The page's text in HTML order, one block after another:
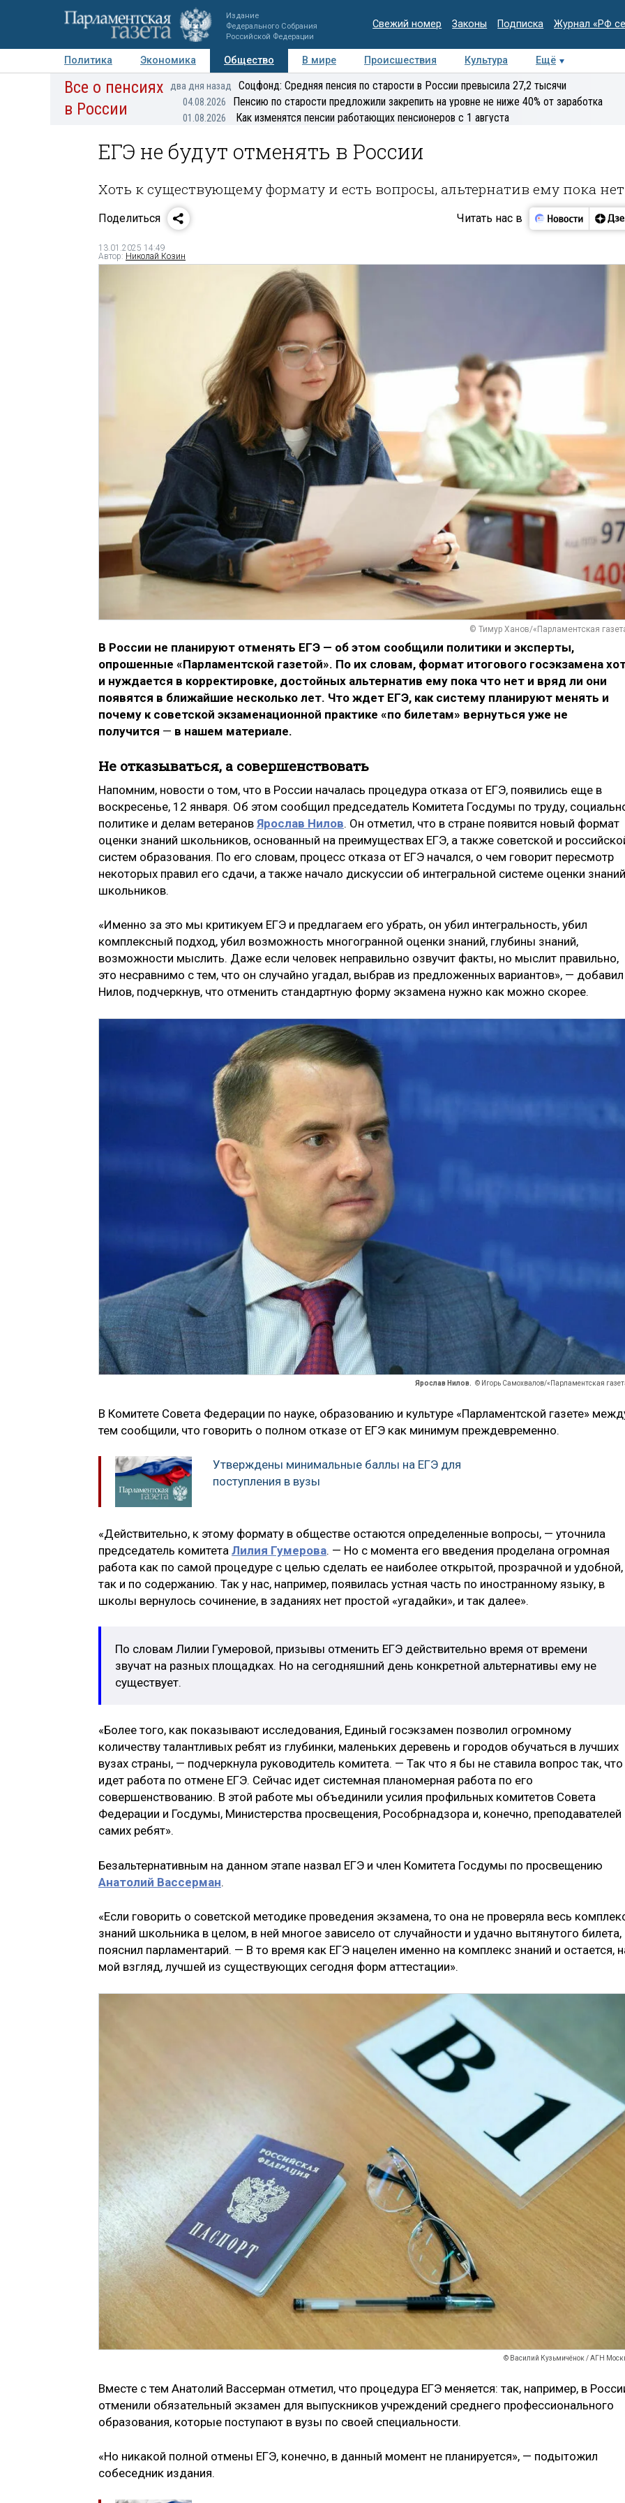
Издание
Федерального Собрания
Российской Федерации
Свежий номер Законы Подписка Журнал «РФ
Политика Экономика Общество В мире Происшествия Культура
Ещё
Авторы Персоны Мнения Регионы Медиацентр Интервью Колумнисты
Все о пенсиях
в России
два дня назад Соцфонд: Средняя пенсия по старости в России превысила 27,2 тысячи
04.08.2026 Пенсию по старости предложили закрепить на уровне не ниже 40% от заработка
01.08.2026 Как изменятся пенсии работающих пенсионеров с 1 августа
ЕГЭ не будут отменять в России
Хоть к существующему формату и есть вопросы, альтернатив ему пока нет
Поделиться Читать нас в
13.01.2025 14:49
Автор: Николай Козин
© Тимур Ханов/«Парламентская
В России не планируют отменять ЕГЭ — об этом сообщили политики и эксперты,
опрошенные «Парламентской газетой». По их словам, формат итогового госэкзамена
и нуждается в корректировке, достойных альтернатив ему пока что нет и вряд ли они
появятся в ближайшие несколько лет. Что ждет ЕГЭ, как систему планируют менять и
почему к советской экзаменационной практике «по билетам» вернуться уже не
получится — в нашем материале.
Не отказываться, а совершенствовать
Напомним, новости о том, что в России началась процедура отказа от ЕГЭ, появились еще в
воскресенье, 12 января. Об этом сообщил председатель Комитета Госдумы по труду,
политике и делам ветеранов Ярослав Нилов. Он отметил, что в стране появится новый формат
оценки знаний школьников, основанный на преимуществах ЕГЭ, а также советской и
систем образования. По его словам, процесс отказа от ЕГЭ начался, о чем говорит пересмотр
некоторых правил его сдачи, а также начало дискуссии об интегральной системе оценки знаний
школьников.
«Именно за это мы критикуем ЕГЭ и предлагаем его убрать, он убил интегральность, убил
комплексный подход, убил возможность многогранной оценки знаний, глубины знаний,
возможности мыслить. Даже если человек неправильно озвучит факты, но мыслит правильно,
это несравнимо с тем, что он случайно угадал, выбрав из предложенных вариантов», — добавил
Нилов, подчеркнув, что отменить стандартную форму экзамена нужно как можно скорее.
Ярослав Нилов. © Игорь Самохвалов/«Парламентская
В Комитете Совета Федерации по науке, образованию и культуре «Парламентской газете»
тем сообщили, что говорить о полном отказе от ЕГЭ как минимум преждевременно.
Утверждены минимальные баллы на ЕГЭ для
поступления в вузы
«Действительно, к этому формату в обществе остаются определенные вопросы, — уточнила
председатель комитета Лилия Гумерова. — Но с момента его введения проделана огромная
работа как по самой процедуре с целью сделать ее наиболее открытой, прозрачной и удобной,
так и по содержанию. Так у нас, например, появилась устная часть по иностранному языку, в
школы вернулось сочинение, в заданиях нет простой «угадайки», и так далее».
По словам Лилии Гумеровой, призывы отменить ЕГЭ действительно время от времени
звучат на разных площадках. Но на сегодняшний день конкретной альтернативы ему не
существует.
«Более того, как показывают исследования, Единый госэкзамен позволил огромному
количеству талантливых ребят из глубинки, маленьких деревень и городов обучаться в лучших
вузах страны, — подчеркнула руководитель комитета. — Так что я бы не ставила вопрос так, что
идет работа по отмене ЕГЭ. Сейчас идет системная планомерная работа по его
совершенствованию. В этой работе мы объединили усилия профильных комитетов Совета
Федерации и Госдумы, Министерства просвещения, Рособрнадзора и, конечно, преподавателей
самих ребят».
Безальтернативным на данном этапе назвал ЕГЭ и член Комитета Госдумы по просвещению
Анатолий Вассерман.
«Если говорить о советской методике проведения экзамена, то она не проверяла весь
знаний школьника в целом, в ней многое зависело от случайности и удачно вытянутого
пояснил парламентарий. — В то время как ЕГЭ нацелен именно на комплекс знаний и остается,
мой взгляд, лучшей из существующих сегодня форм аттестации».
© Василий Кузьмичёнок / АГН
Вместе с тем Анатолий Вассерман отметил, что процедура ЕГЭ меняется: так, например, в
отменили обязательный экзамен для выпускников учреждений среднего профессионального
образования, которые поступают в вузы по своей специальности.
«Но никакой полной отмены ЕГЭ, конечно, в данный момент не планируется», — подытожил
собеседник издания.